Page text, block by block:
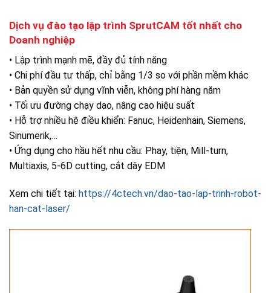
Dịch vụ đào tạo lập trình SprutCAM tốt nhất cho
Doanh nghiệp
• Lập trình mạnh mẽ, đầy đủ tính năng
• Chi phí đầu tư thấp, chỉ bằng 1/3 so với phần mềm khác
• Bản quyền sử dụng vĩnh viễn, không phí hàng năm
• Tối ưu đường chạy dao, nâng cao hiệu suất
• Hỗ trợ nhiều hệ điều khiển: Fanuc, Heidenhain, Siemens,
Sinumerik,…
• Ứng dụng cho hầu hết nhu cầu: Phay, tiện, Mill-turn,
Multiaxis, 5-6D cutting, cắt dây EDM
Xem chi tiết tại: https://4ctech.vn/dao-tao-lap-trinh-robot-
han-cat-laser/